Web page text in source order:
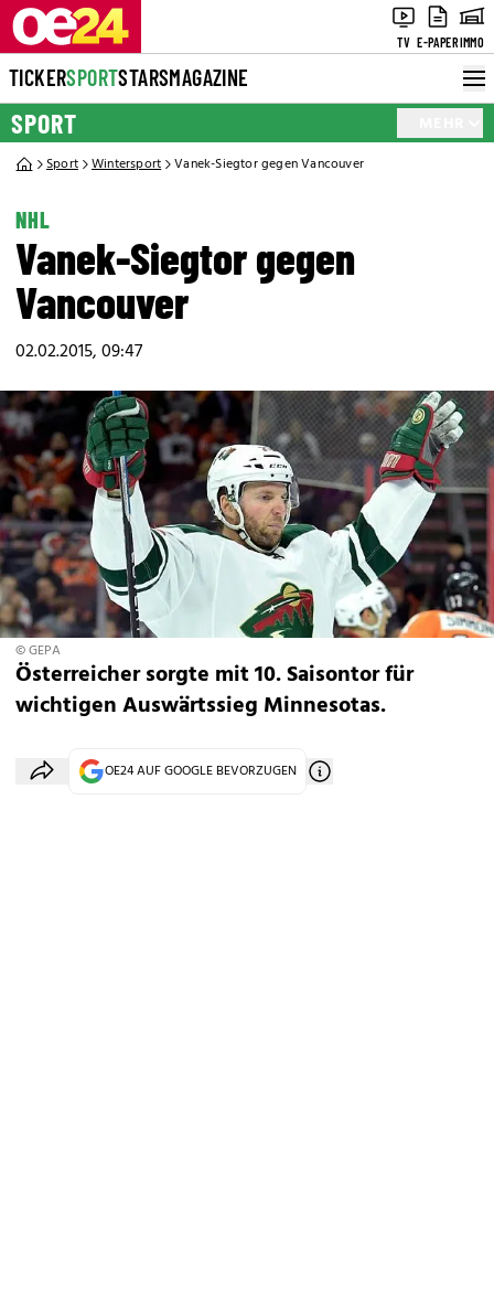
TV E-PAPERIMMO
TICKERSPORTSTARSMAGAZINE
SPORT
Sport Wintersport Vanek-Siegtor gegen Vancouver
NHL
Vanek-Siegtor gegen
Vancouver
02.02.2015, 09:47
© GEPA
Österreicher sorgte mit 10. Saisontor für
wichtigen Auswärtssieg Minnesotas.
OE24 AUF GOOGLE BEVORZUGEN